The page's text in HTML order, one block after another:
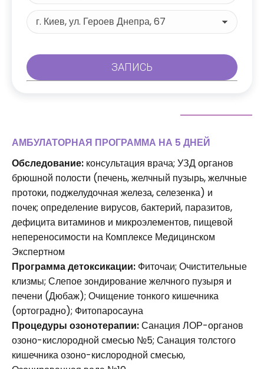
АМБУЛАТОРНАЯ ПРОГРАММА НА 5 ДНЕЙ
Обследование: консультация врача; УЗД органов
брюшной полости (печень, желчный пузырь, желчные
протоки, поджелудочная железа, селезенка) и
почек; определение вирусов, бактерий, паразитов,
дефицита витаминов и микроэлементов, пищевой
непереносимости на Комплексе Медицинском
Экспертном
Программа детоксикации: Фиточаи; Очистительные
клизмы; Слепое зондирование желчного пузыря и
печени (Дюбаж); Очищение тонкого кишечника
(ортоградно); Фитопаросауна
Процедуры озонотерапии:Санация ЛОР-органов
озоно-кислородной смесью №5; Санация толстого
кишечника озоно-кислородной смесью,